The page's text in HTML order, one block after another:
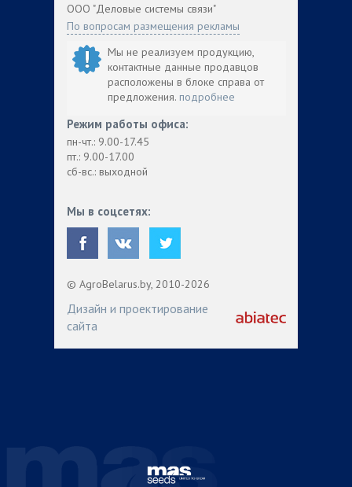
ООО "Деловые системы связи"
По вопросам размещения рекламы
Мы не реализуем продукцию,
контактные данные продавцов
расположены в блоке справа от
предложения. подробнее
Режим работы офиса:
пн-чт.: 9.00-17.45
пт.: 9.00-17.00
сб-вс.: выходной
Мы в соцсетях:
© AgroBelarus.by, 2010-2026
Дизайн и проектирование
сайта